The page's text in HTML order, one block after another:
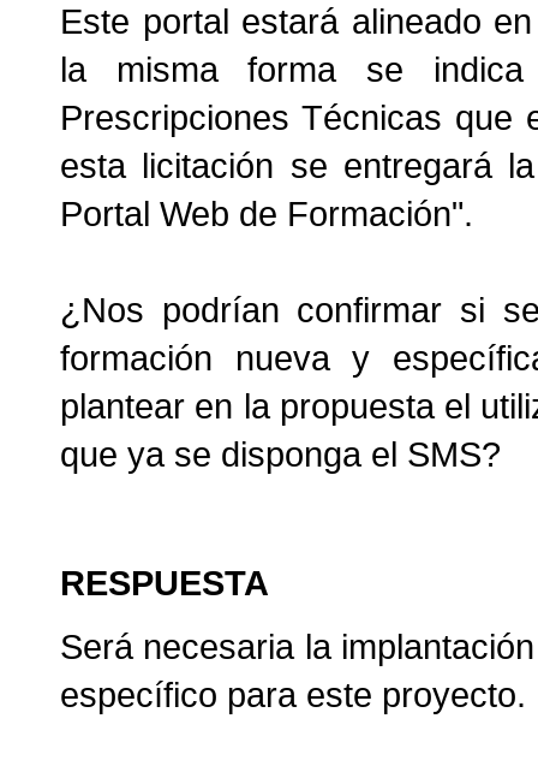
Este portal estará alineado
la misma forma se
Prescripciones Técnicas que
esta licitación se entregará
Portal Web de Formación".
¿Nos podrían confirmar si
formación nueva y
plantear en la propuesta el
que ya se disponga el SMS?
RESPUESTA
Será necesaria la
específico para este proyecto.